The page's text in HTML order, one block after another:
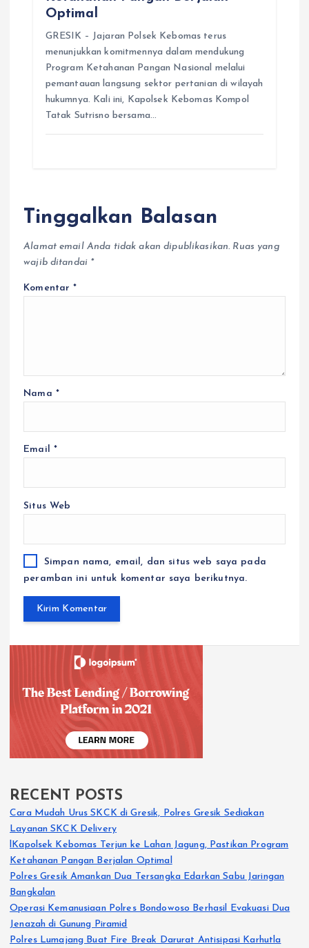
Optimal
GRESIK – Jajaran Polsek Kebomas terus
menunjukkan komitmennya dalam mendukung
Program Ketahanan Pangan Nasional melalui
pemantauan langsung sektor pertanian di wilayah
hukumnya. Kali ini, Kapolsek Kebomas Kompol
Tatak Sutrisno bersama…
Tinggalkan Balasan
Alamat email Anda tidak akan dipublikasikan. Ruas yang
wajib ditandai *
Komentar*
Nama *
Email *
Situs Web
Simpan nama, email, dan situs web saya pada
peramban ini untuk komentar saya berikutnya.
RECENT POSTS
Cara Mudah Urus SKCK di Gresik, Polres Gresik Sediakan
Layanan SKCK Delivery
lKapolsek Kebomas Terjun ke Lahan Jagung, Pastikan Program
Ketahanan Pangan Berjalan Optimal
Polres Gresik Amankan Dua Tersangka Edarkan Sabu Jaringan
Bangkalan
Operasi Kemanusiaan Polres Bondowoso Berhasil Evakuasi Dua
Jenazah di Gunung Piramid
Polres Lumajang Buat Fire Break Darurat Antisipasi Karhutla